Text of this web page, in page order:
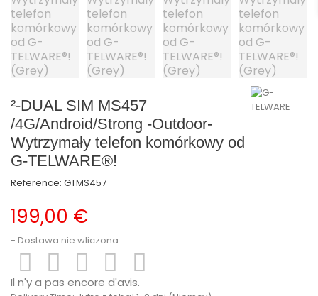
²-DUAL SIM MS457
/4G/Android/Strong -Outdoor-
Wytrzymały telefon komórkowy od
G-TELWARE®!
Reference: GTMS457
199,00 €
Dostawa nie wliczona
    
Il n'y a pas encore d'avis.